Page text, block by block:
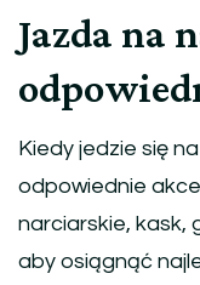
Jazda na
Kiedy jedzie się
odpowiednie
narciarskie, kask,
aby osiągnąć